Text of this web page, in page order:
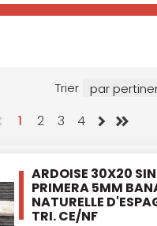
Trier
1 2 3 4
ARDOISE 30X20
PRIMERA 5MM
NATURELLE
TRI. CE/NF